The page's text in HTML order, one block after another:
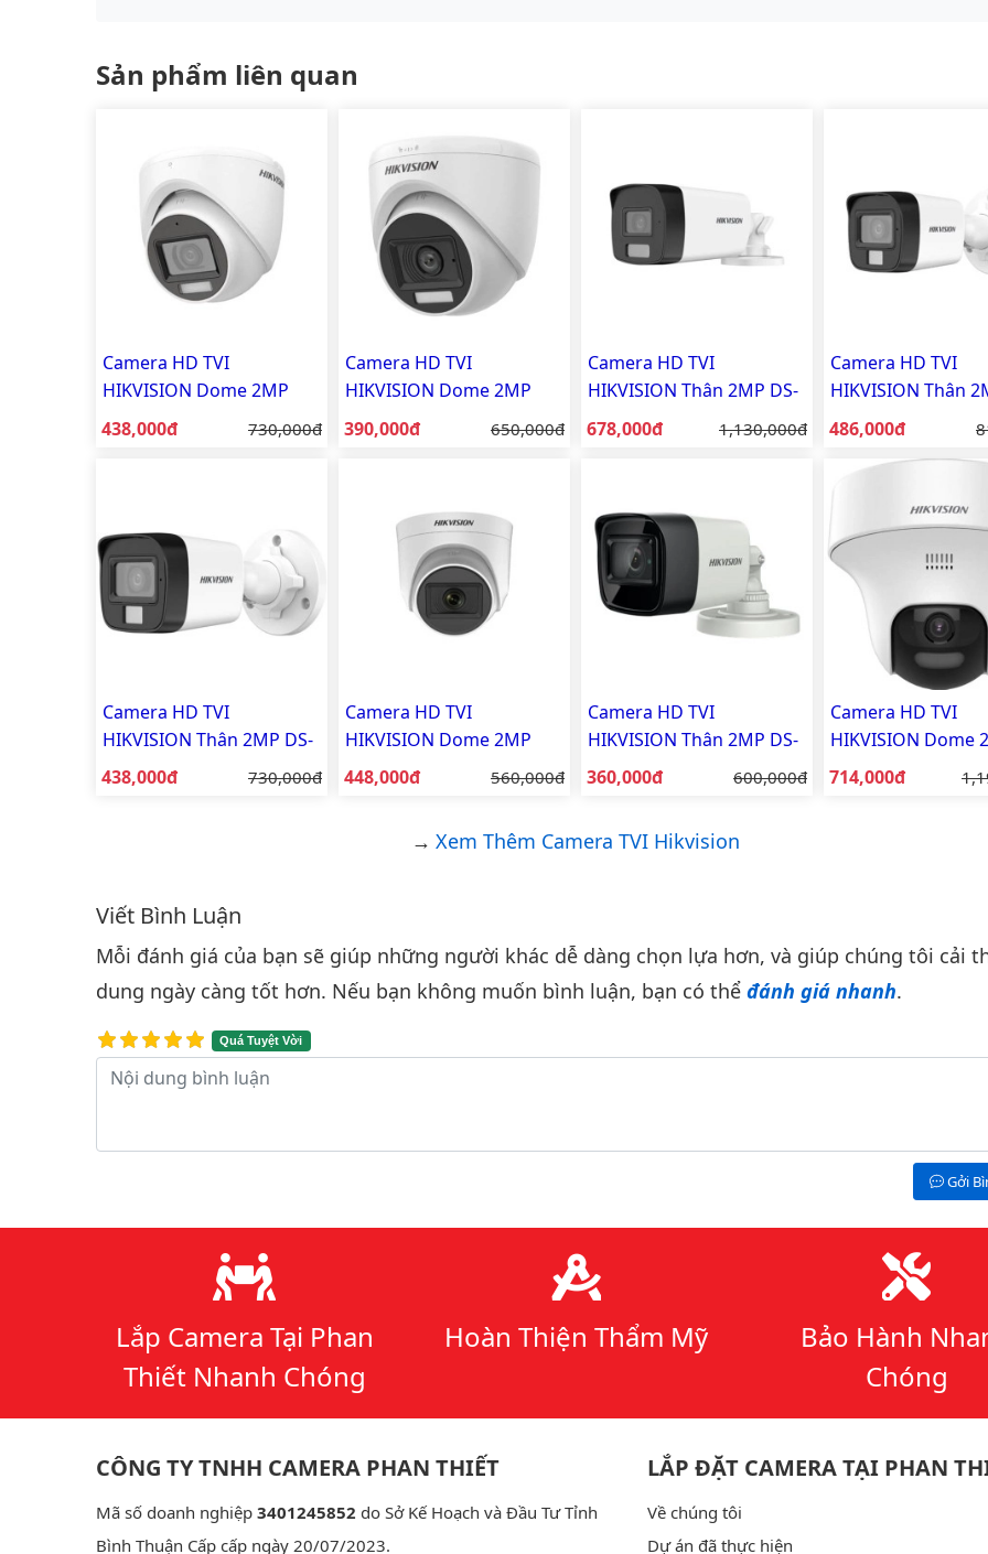
Sản phẩm liên quan
Camera HD TVI
HIKVISION Dome 2MP
DS-2CE76D0T-EXLMF
Giá bán:
438,000đ Giá gốc:
730,000đ
Camera HD TVI
HIKVISION Dome 2MP
DS-2CE76D0T-EXLPF
Giá bán:
390,000đ Giá gốc:
650,000đ
Camera HD TVI
HIKVISION Thân 2MP DS-
2CE17D0T-EXLF
Giá bán:
678,000đ Giá gốc:
1,130,000đ
Camera HD TVI
HIKVISION Thân
2CE16D0T-EXLF
Giá bán:
486,000đ
Camera HD TVI
HIKVISION Thân 2MP DS-
2CE16D0T-EXLPF
Giá bán:
438,000đ Giá gốc:
730,000đ
Camera HD TVI
HIKVISION Dome 2MP
DS-2CE76D0T-EXIPF
Giá bán:
448,000đ Giá gốc:
560,000đ
Camera HD TVI
HIKVISION Thân 2MP DS-
2CE16D0T-EXIPF
Giá bán:
360,000đ Giá gốc:
600,000đ
Camera HD TVI
HIKVISION Dome
DS-2CE70D0T-
Giá bán:
714,000đ
Xem Thêm Camera TVI Hikvision
Bình luận & Đánh giá
Viết Bình Luận
Mỗi đánh giá của bạn sẽ giúp những người khác dễ dàng chọn lựa hơn, và giúp chúng tôi cải
dung ngày càng tốt hơn. Nếu bạn không muốn bình luận, bạn có thể đánh giá nhanh.
Quá Tuyệt Vời
Nội dung bình luận
Gởi
Lý do chọn chúng tôi
Lắp Camera Tại Phan
Thiết Nhanh Chóng
Hoàn Thiện Thẩm Mỹ
Bảo Hành
Chóng
CÔNG TY TNHH CAMERA PHAN THIẾT
Mã số doanh nghiệp 3401245852 do Sở Kế Hoạch và Đầu Tư Tỉnh
Bình Thuận Cấp cấp ngày 20/07/2023.
LẮP ĐẶT CAMERA TẠI PHAN
Về chúng tôi
Dự án đã thực hiện